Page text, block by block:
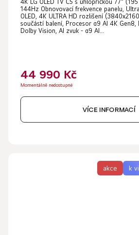
hodnocení
produktu
je
5
hvězdiček.
4K LG OLED TV C5 s úhlopříčkou 77"
144Hz Obnovovací frekvence panelu,
OLED, 4K ULTRA HD rozlišení
součástí balení, Procesor α9 AI 4K Gen8,
Dolby Vision, AI zvuk - α9 AI...
44 990 Kč
Momentálně nedostupné
VÍCE INFORMACÍ
akce k